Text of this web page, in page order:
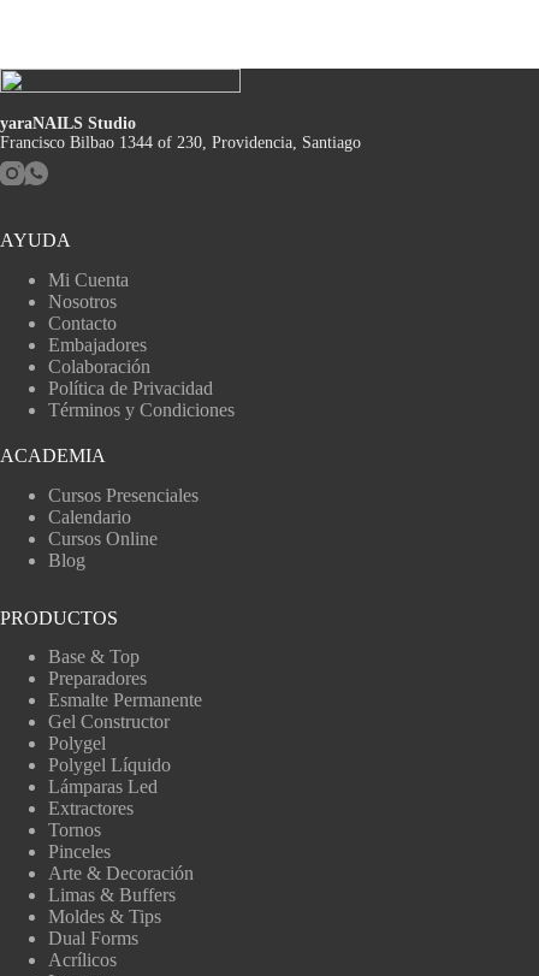
yaraNAILS Studio
Francisco Bilbao 1344 of 230, Providencia, Santiago
AYUDA
Mi Cuenta
Nosotros
Contacto
Embajadores
Colaboración
Política de Privacidad
Términos y Condiciones
ACADEMIA
Cursos Presenciales
Calendario
Cursos Online
Blog
PRODUCTOS
Base & Top
Preparadores
Esmalte Permanente
Gel Constructor
Polygel
Polygel Líquido
Lámparas Led
Extractores
Tornos
Pinceles
Arte & Decoración
Limas & Buffers
Moldes & Tips
Dual Forms
Acrílicos